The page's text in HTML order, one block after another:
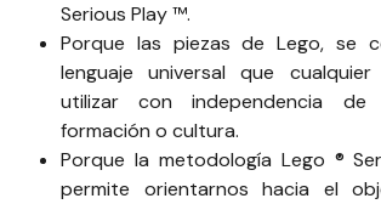
Serious Play ™.
Porque las piezas de Lego, se
lenguaje universal que
utilizar con independencia de
formación o cultura.
Porque la metodología Lego ®
permite orientarnos hacia el